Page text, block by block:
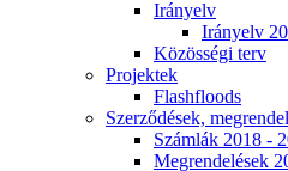
Irányelv
Irányelv
Közösségi terv
Projektek
Flashfloods
Szerződések,
Számlák 2018 -
Megrendelések